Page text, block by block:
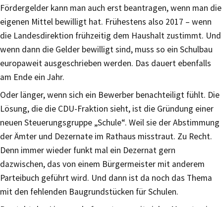
Fördergelder kann man auch erst beantragen, wenn man die
eigenen Mittel bewilligt hat. Frühestens also 2017 – wenn
die Landesdirektion frühzeitig dem Haushalt zustimmt. Und
wenn dann die Gelder bewilligt sind, muss so ein Schulbau
europaweit ausgeschrieben werden. Das dauert ebenfalls
am Ende ein Jahr.
Oder länger, wenn sich ein Bewerber benachteiligt fühlt. Die
Lösung, die die CDU-Fraktion sieht, ist die Gründung einer
neuen Steuerungsgruppe „Schule“. Weil sie der Abstimmung
der Ämter und Dezernate im Rathaus misstraut. Zu Recht.
Denn immer wieder funkt mal ein Dezernat gern
dazwischen, das von einem Bürgermeister mit anderem
Parteibuch geführt wird. Und dann ist da noch das Thema
mit den fehlenden Baugrundstücken für Schulen.